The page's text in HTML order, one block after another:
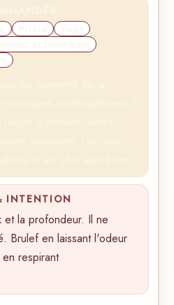
INTENTION
et la profondeur. Il ne
Brulef en laissant l'odeur
respirant